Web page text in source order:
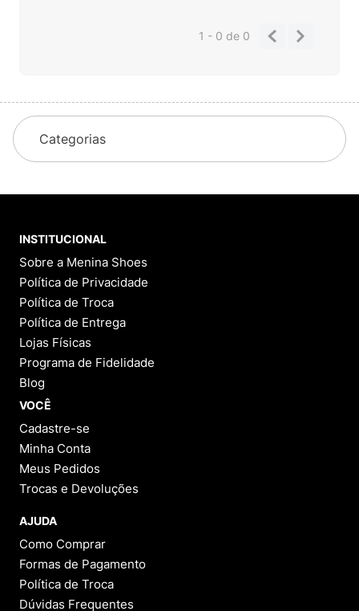
1 - 0de 0
Categorias
INSTITUCIONAL
Sobre a Menina Shoes
Política de Privacidade
Política de Troca
Política de Entrega
Lojas Físicas
Programa de Fidelidade
Blog
VOCÊ
Cadastre-se
Minha Conta
Meus Pedidos
Trocas e Devoluções
AJUDA
Como Comprar
Formas de Pagamento
Política de Troca
Dúvidas Frequentes